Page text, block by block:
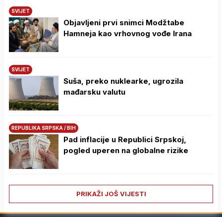
SVIJET
Objavljeni prvi snimci Modžtabe
Hamneja kao vrhovnog vođe Irana
SVIJET
Suša, preko nuklearke, ugrozila
mađarsku valutu
REPUBLIKA SRPSKA / BIH
Pad inflacije u Republici Srpskoj,
pogled uperen na globalne rizike
PRIKAŽI JOŠ VIJESTI